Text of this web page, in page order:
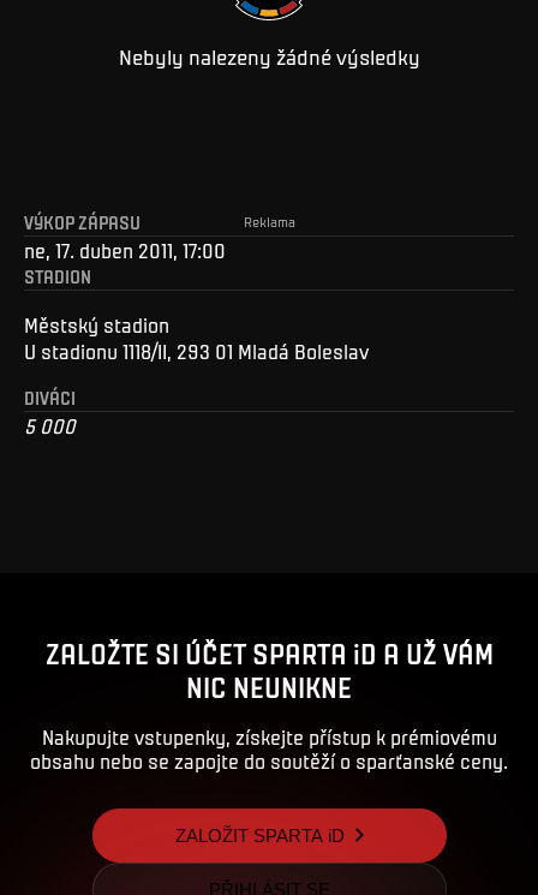
Nebyly nalezeny žádné výsledky
Reklama
VÝKOP ZÁPASU
ne, 17. duben 2011, 17:00
STADION
Městský stadion
U stadionu 1118/II, 293 01 Mladá Boleslav
DIVÁCI
5 000
ZALOŽTE SI ÚČET SPARTA iD A UŽ VÁM
NIC NEUNIKNE
Nakupujte vstupenky, získejte přístup k prémiovému
obsahu nebo se zapojte do soutěží o sparťanské ceny.
ZALOŽIT SPARTA iD
PŘIHLÁSIT SE